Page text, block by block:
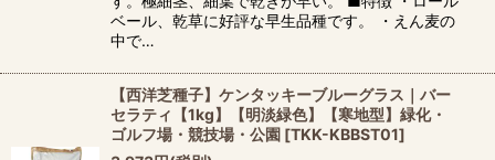
ベール、乾草に好評な早生品種です。 ・えん麦の
中で…
【西洋芝種子】ケンタッキーブルーグラス｜バー
セラティ【1kg】【明淡緑色】【寒地型】緑化・
ゴルフ場・競技場・公園 [TKK-KBBST01]